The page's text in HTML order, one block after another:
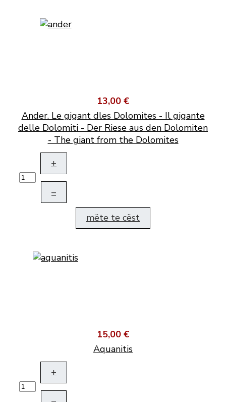
13,00 €
Ander. Le gigant dles Dolomites - Il gigante
delle Dolomiti - Der Riese aus den Dolomiten
- The giant from the Dolomites
+
–
mëte te cëst
15,00 €
Aquanitis
+